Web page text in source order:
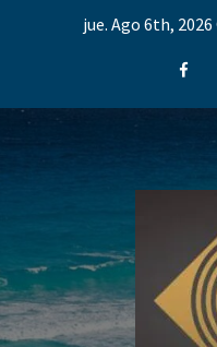
jue. Ago 6th, 2026